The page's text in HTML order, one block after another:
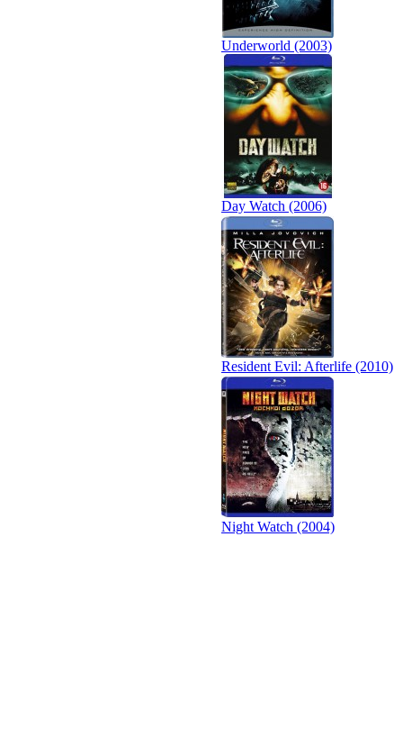
Underworld (2003)
Day Watch (2006)
Resident Evil: Afterlife (2010)
Night Watch (2004)